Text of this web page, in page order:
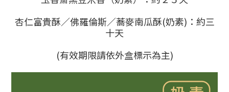
杏仁富貴酥／佛羅倫斯／蕎麥南瓜酥(奶素)：約三
十天
(有效期限請依外盒標示為主)